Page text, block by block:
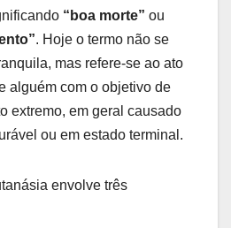
“boa morte” ou
. Hoje o termo não se
mas refere-se ao ato
alguém com o objetivo de
extremo, em geral causado
ou em estado terminal.
envolve três